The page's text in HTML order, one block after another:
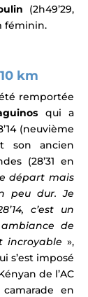
(2h49’29,
féminin.
km
remportée
qui a
(neuvième
son ancien
(28’31 en
départ mais
peu dur. Je
c’est un
de
incroyable »,
s’est imposé
de l’AC
en